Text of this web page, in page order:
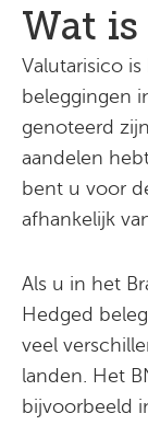
Wat
Valutarisico
beleggingen
genoteerd
aandelen
bent u voor
afhankelijk
Als u in het
Hedged
veel
landen. Het
bijvoorbeeld